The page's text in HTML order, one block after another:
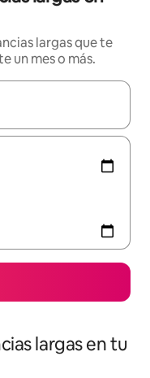
largas que te
un mes o más.
podrás navegar
largas en tu